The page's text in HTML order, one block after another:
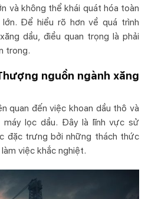
và không thể khái quát hóa toàn
Để hiểu rõ hơn về quá trình
dầu, điều quan trọng là phải
trong.
nguồn ngành xăng
quan đến việc khoan dầu thô và
lọc dầu. Đây là lĩnh vực sử
đặc trưng bởi những thách thức
việc khắc nghiệt.